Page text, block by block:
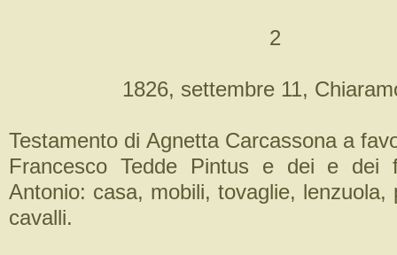
2
1826, settembre 11,
Testamento di Agnetta Carcassona a
Francesco Tedde Pintus e dei e dei
Antonio: casa, mobili, tovaglie, lenzuola,
cavalli.